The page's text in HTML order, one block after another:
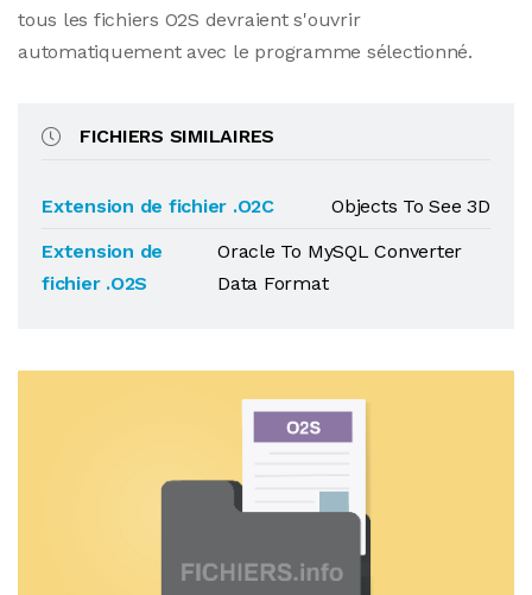
tous les fichiers O2S devraient s'ouvrir
automatiquement avec le programme sélectionné.
FICHIERS SIMILAIRES
Extension de fichier .O2C
Objects To See 3D
Extension de
fichier .O2S
Oracle To MySQL Converter
Data Format